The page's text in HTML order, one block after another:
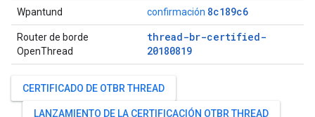
Wpantund confirmación 8c189c6
Router de borde
OpenThread
thread-br-certified-
20180819
CERTIFICADO DE OTBR THREAD
LANZAMIENTO DE LA CERTIFICACIÓN OTBR THREAD